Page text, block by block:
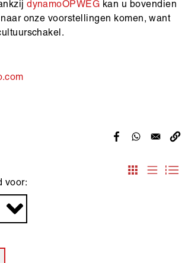
dynamoOPWEG kan u bovendien
onze voorstellingen komen, want
voor: